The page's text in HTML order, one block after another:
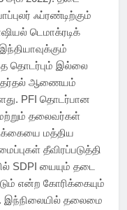
ஃப்ரண்டிற்கும்
டெமாக்ரடிக்
தொடர்பும் இல்லை
ஆணையம்
PFI தொடர்பான
தலைவர்கள்
மத்திய
தீவிரப்படுத்தி
SDPI யையும் தடை
என்ற கோரிக்கையும்
இந்நிலையில் தலைமை